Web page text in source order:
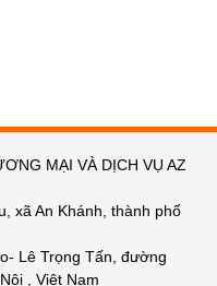
MẠI VÀ DỊCH VỤ AZ
xã An Khánh, thành phố
Lê Trọng Tấn, đường
, Việt Nam